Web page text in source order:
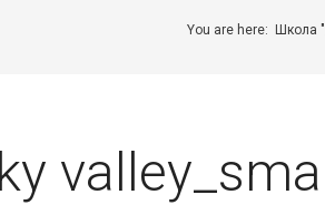
You are here: Школа